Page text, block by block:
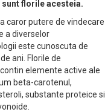
florile acesteia.
caror putere de vindecare
a diverselor
este cunoscuta de
ani. Florile de
elemente active ale
beta-carotenul,
substante proteice si